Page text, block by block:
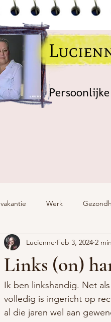
vakantie Werk
Links (on)
Lucienne Feb 3, 2024 2
Ik ben linkshandig. Net
volledig is ingericht op
al die jaren wel aan